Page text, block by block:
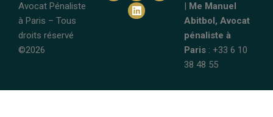
Avocat Pénaliste
à Paris – Tous
droits réservé
©2026
Me Manuel
Abitbol, Avocat
pénaliste à
Paris : +33 6 10
38 48 55